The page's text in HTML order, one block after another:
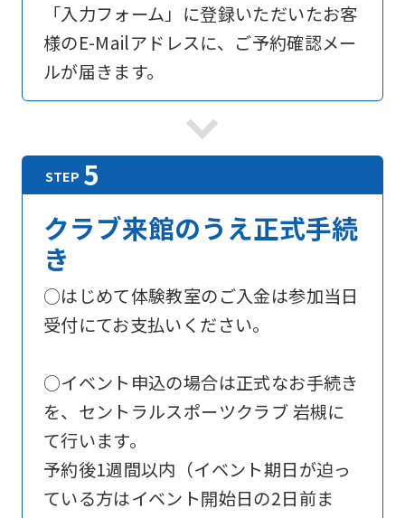
「入力フォーム」に登録いただいたお客
様のE-Mailアドレスに、ご予約確認メー
ルが届きます。
クラブ来館のうえ正式手続
き
○はじめて体験教室のご入金は参加当日
受付にてお支払いください。
○イベント申込の場合は正式なお手続き
を、セントラルスポーツクラブ 岩槻に
て行います。
予約後1週間以内（イベント期日が迫っ
ている方はイベント開始日の2日前ま
For
foreigners
Sports
official
website
is
automatically
translated
into
English.